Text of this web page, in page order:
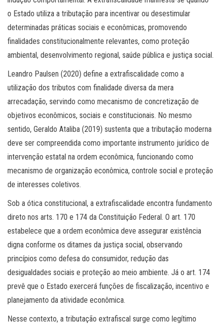
o Estado utiliza a tributação para incentivar ou desestimular
determinadas práticas sociais e econômicas, promovendo
finalidades constitucionalmente relevantes, como proteção
ambiental, desenvolvimento regional, saúde pública e justiça social.
Leandro Paulsen (2020) define a extrafiscalidade como a
utilização dos tributos com finalidade diversa da mera
arrecadação, servindo como mecanismo de concretização de
objetivos econômicos, sociais e constitucionais. No mesmo
sentido, Geraldo Ataliba (2019) sustenta que a tributação moderna
deve ser compreendida como importante instrumento jurídico de
intervenção estatal na ordem econômica, funcionando como
mecanismo de organização econômica, controle social e proteção
de interesses coletivos.
Sob a ótica constitucional, a extrafiscalidade encontra fundamento
direto nos arts. 170 e 174 da Constituição Federal. O art. 170
estabelece que a ordem econômica deve assegurar existência
digna conforme os ditames da justiça social, observando
princípios como defesa do consumidor, redução das
desigualdades sociais e proteção ao meio ambiente. Já o art. 174
prevê que o Estado exercerá funções de fiscalização, incentivo e
planejamento da atividade econômica.
Nesse contexto, a tributação extrafiscal surge como legítimo